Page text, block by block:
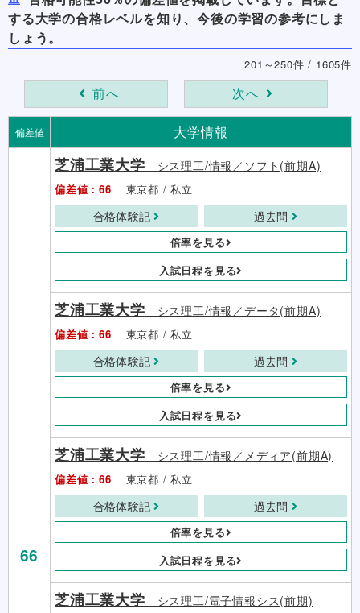
する大学の合格レベルを知り、今後の学習の参考にしま
しょう。
201～250件 / 1605件
前へ 次へ
偏差値 大学情報
66
芝浦工業大学 シス理工/情報／ソフト(前期A)
偏差値：66 東京都 / 私立
合格体験記 過去問
倍率を見る
入試日程を見る
芝浦工業大学 シス理工/情報／データ(前期A)
偏差値：66 東京都 / 私立
合格体験記 過去問
倍率を見る
入試日程を見る
芝浦工業大学 シス理工/情報／メディア(前期A)
偏差値：66 東京都 / 私立
合格体験記 過去問
倍率を見る
入試日程を見る
芝浦工業大学 シス理工/電子情報シス(前期)